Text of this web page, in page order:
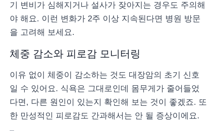
기 변비가 심해지거나 설사가 잦아지는 경우도 주의해
야 해요. 이런 변화가 2주 이상 지속된다면 병원 방문
을 고려해 보세요.
체중 감소와 피로감 모니터링
이유 없이 체중이 감소하는 것도 대장암의 초기 신호
일 수 있어요. 식욕은 그대로인데 몸무게가 줄어들었
다면, 다른 원인이 있는지 확인해 보는 것이 좋겠죠. 또
한 만성적인 피로감도 간과해서는 안 될 증상이에요.